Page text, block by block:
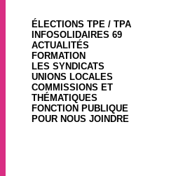
ÉLECTIONS TPE / TPA
INFOSOLIDAIRES 69
ACTUALITÉS
FORMATION
LES SYNDICATS
UNIONS LOCALES
COMMISSIONS ET
THÉMATIQUES
FONCTION PUBLIQUE
POUR NOUS JOINDRE